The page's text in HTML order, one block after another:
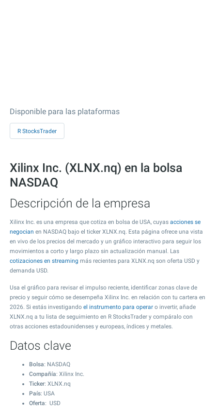
Disponible para las plataformas
R StocksTrader
Xilinx Inc. (XLNX.nq) en la bolsa
NASDAQ
Descripción de la empresa
Xilinx Inc. es una empresa que cotiza en bolsa de USA, cuyas acciones se
negocian en NASDAQ bajo el ticker XLNX.nq. Esta página ofrece una vista
en vivo de los precios del mercado y un gráfico interactivo para seguir los
movimientos a corto y largo plazo sin actualización manual. Las
cotizaciones en streaming más recientes para XLNX.nq son oferta USD y
demanda USD.
Usa el gráfico para revisar el impulso reciente, identificar zonas clave de
precio y seguir cómo se desempeña Xilinx Inc. en relación con tu cartera en
2026. Si estás investigando el instrumento para operar o invertir, añade
XLNX.nq a tu lista de seguimiento en R StocksTrader y compáralo con
otras acciones estadounidenses y europeas, índices y metales.
Datos clave
Bolsa: NASDAQ
Compañía: Xilinx Inc.
Ticker: XLNX.nq
País: USA
Oferta: USD